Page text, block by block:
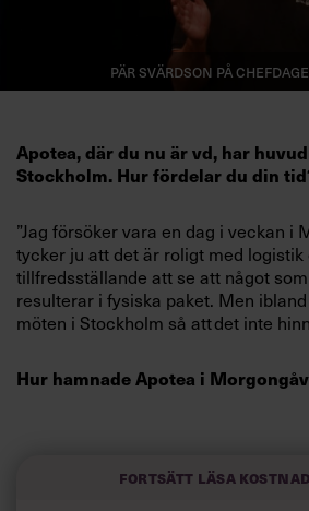
Prenumerera
Pär Svärdson på
Apotea, där du nu är vd, har
Stockholm. Hur fördelar du din
”Jag försöker vara en dag i veckan i
tycker ju att det är roligt med
tillfredsställande att se att något
resulterar i fysiska paket. Men
möten i Stockholm så att det inte
Hur hamnade Apotea i
och trivdes bra på orten. Bland
Fortsätt läsa